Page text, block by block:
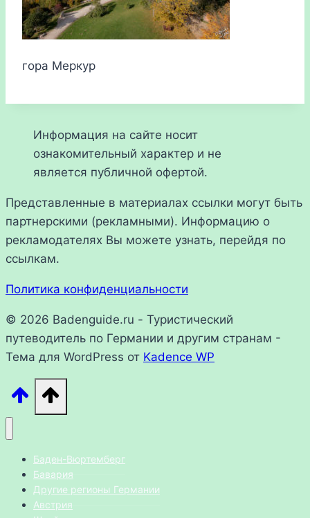
гора Меркур
Информация на сайте носит
ознакомительный характер и не
является публичной офертой.
Представленные в материалах ссылки могут быть
партнерскими (рекламными). Информацию о
рекламодателях Вы можете узнать, перейдя по
ссылкам.
Политика конфиденциальности
© 2026 Badenguide.ru - Туристический
путеводитель по Германии и другим странам -
Тема для WordPress от Kadence WP
Баден-Вюртемберг
Бавария
Другие регионы Германии
Австрия